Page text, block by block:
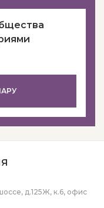
д.125Ж, к.6, офис